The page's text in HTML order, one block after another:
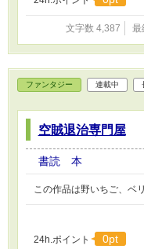
文字数 4,387 最
ファンタジー 連載中
空賊退治専門屋
書読 本
この作品は野いちご、ベ
24h.ポイント 0pt